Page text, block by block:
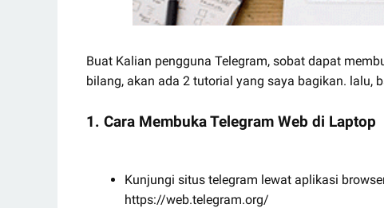
Buat Kalian pengguna Telegram, sobat dapat
bilang, akan ada 2 tutorial yang saya bagikan. lalu,
1. Cara Membuka Telegram Web di Laptop
Kunjungi situs telegram lewat aplikasi
https://web.telegram.org/